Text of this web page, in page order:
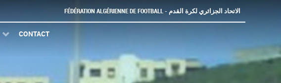
FÉDÉRATION ALGÉRIENNE DE FOOTBALL - الاتحاد الجزائري لكرة القدم
CONTACT